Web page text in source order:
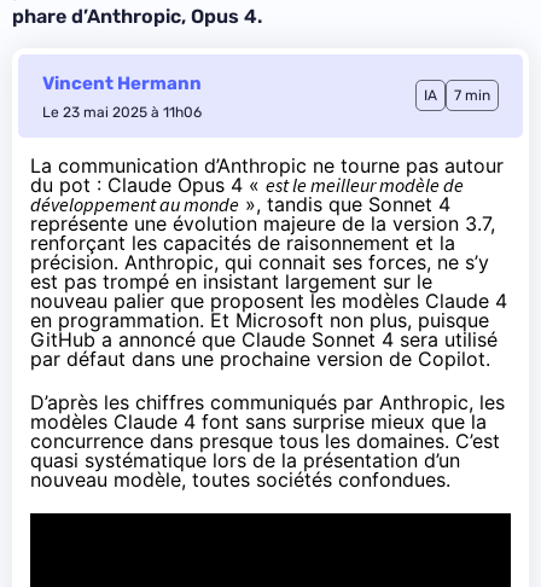
phare d’Anthropic, Opus 4.
Vincent Hermann
Le 23 mai 2025 à 11h06
IA 7 min
La communication d’Anthropic ne tourne pas autour
du pot : Claude Opus 4 « est le meilleur modèle de
développement au monde », tandis que Sonnet 4
représente une évolution majeure de la version 3.7,
renforçant les capacités de raisonnement et la
précision. Anthropic, qui connait ses forces, ne s’y
est pas trompé en insistant largement sur le
nouveau palier que proposent les modèles Claude 4
en programmation. Et Microsoft non plus, puisque
GitHub a annoncé que Claude Sonnet 4 sera utilisé
par défaut dans une prochaine version de Copilot.
D’après les chiffres communiqués par Anthropic, les
modèles Claude 4 font sans surprise mieux que la
concurrence dans presque tous les domaines. C’est
quasi systématique lors de la présentation d’un
nouveau modèle, toutes sociétés confondues.